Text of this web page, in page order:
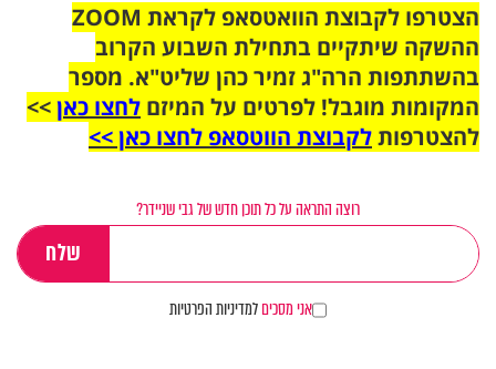
הצטרפו לקבוצת הוואטסאפ לקראת ZOOM
ההשקה שיתקיים בתחילת השבוע הקרוב
בהשתתפות הרה"ג זמיר כהן שליט"א. מספר
המקומות מוגבל! לפרטים על המיזם לחצו כאן>>
להצטרפותלקבוצת הווטסאפ לחצו כאן >>
רוצה התראה על כל תוכן חדש של גבי שניידר?
אני מסכיםלמדיניות הפרטיות